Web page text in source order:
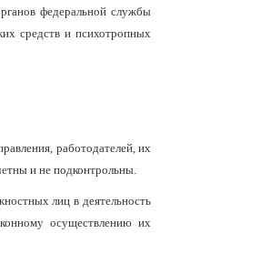
федеральной службы
средств и психотропных
работодателей, их
и не подконтрольны.
лиц в деятельность
осуществлению их